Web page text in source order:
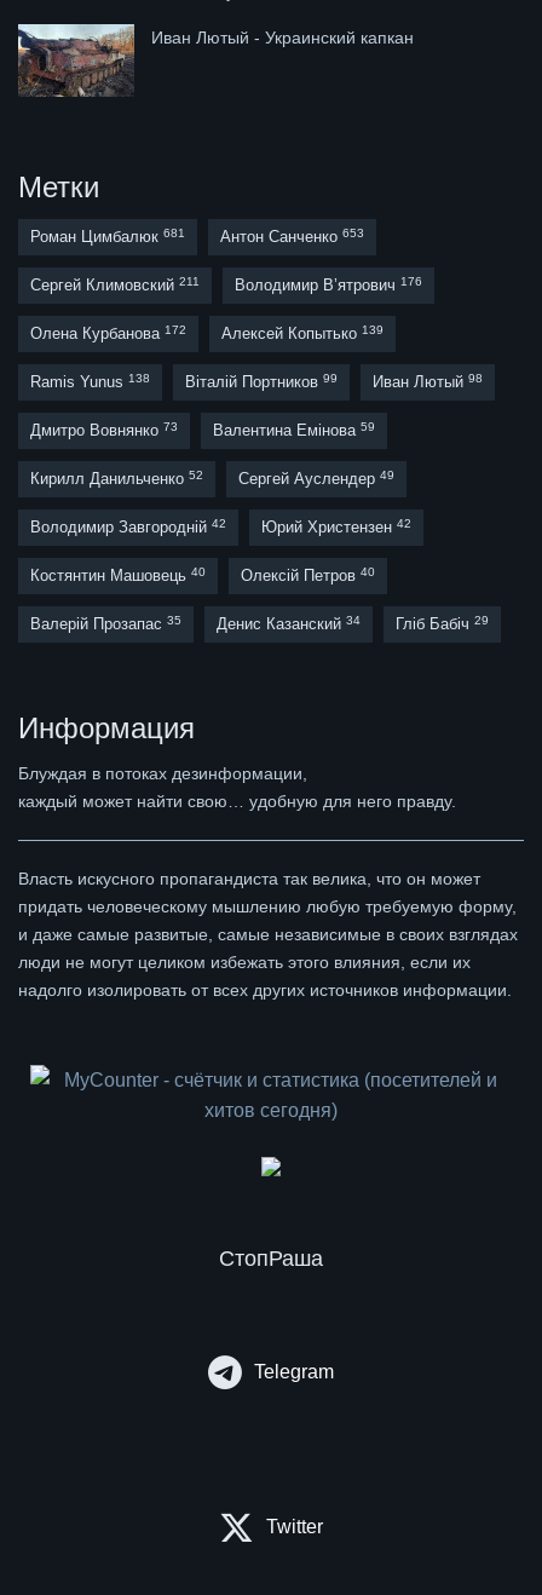
Иван Лютый - Украинский капкан
Метки
Роман Цимбалюк 681 Антон Санченко 653
Сергей Климовский 211 Володимир В’ятрович 176
Олена Курбанова 172 Алексей Копытько 139
Ramis Yunus 138 Віталій Портников 99 Иван Лютый 98
Дмитро Вовнянко 73 Валентина Емінова 59
Кирилл Данильченко 52 Сергей Ауслендер 49
Володимир Завгородній 42 Юрий Христензен 42
Костянтин Машовець 40 Олексій Петров 40
Валерій Прозапас 35 Денис Казанский 34 Гліб Бабіч 29
Информация
Блуждая в потоках дезинформации,
каждый может найти свою… удобную для него правду.
Власть искусного пропагандиста так велика, что он может
придать человеческому мышлению любую требуемую форму,
и даже самые развитые, самые независимые в своих взглядах
люди не могут целиком избежать этого влияния, если их
надолго изолировать от всех других источников информации.
СтопРаша
Telegram
Twitter